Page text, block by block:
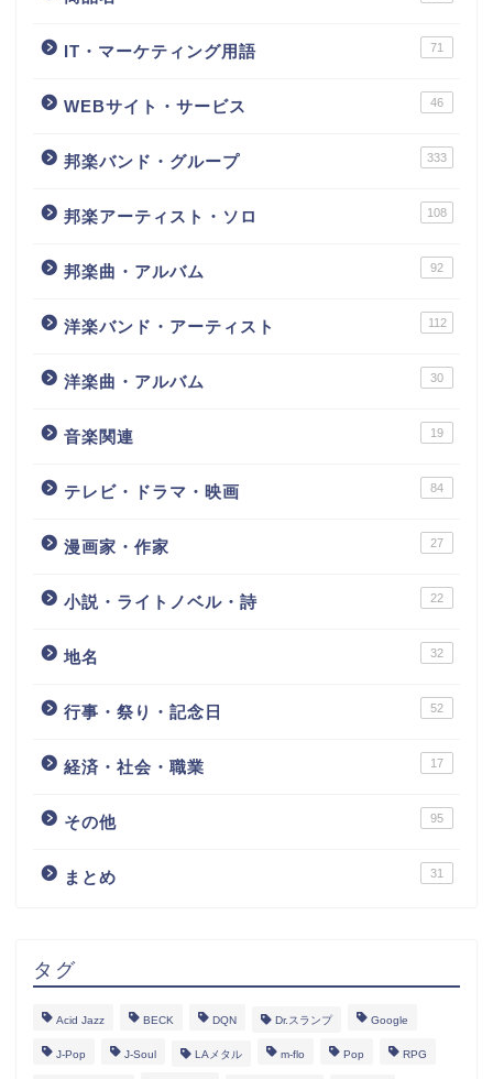
IT・マーケティング用語 71
WEBサイト・サービス 46
邦楽バンド・グループ 333
邦楽アーティスト・ソロ 108
邦楽曲・アルバム 92
洋楽バンド・アーティスト 112
洋楽曲・アルバム 30
音楽関連 19
テレビ・ドラマ・映画 84
漫画家・作家 27
小説・ライトノベル・詩 22
地名 32
行事・祭り・記念日 52
経済・社会・職業 17
その他 95
まとめ 31
タグ
Acid Jazz BECK DQN Dr.スランプ Google
J-Pop J-Soul LAメタル m-flo Pop RPG